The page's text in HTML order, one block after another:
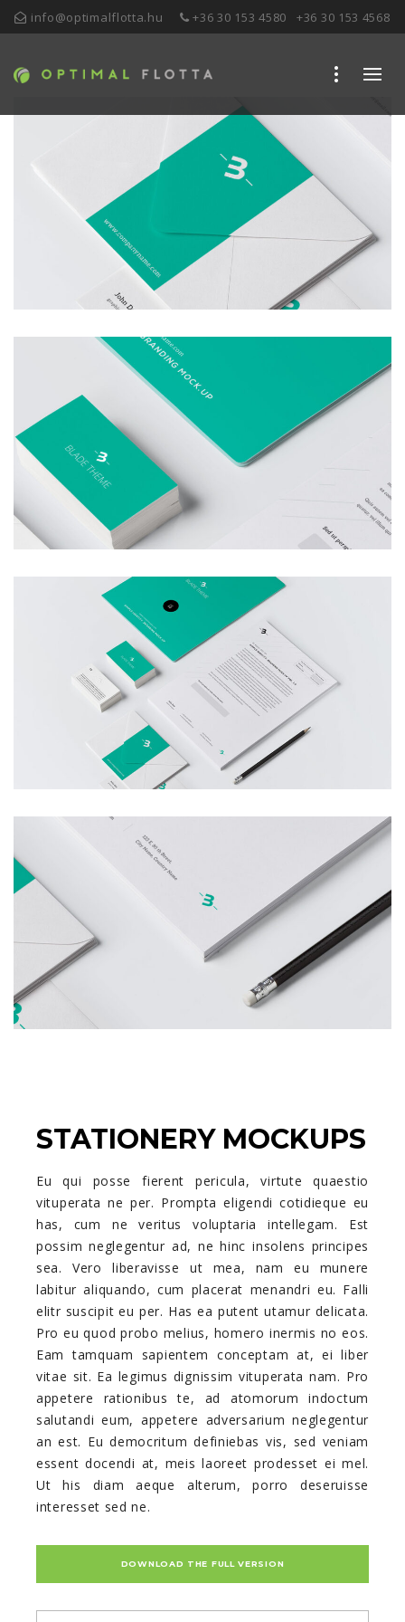
info@optimalflotta.hu +36 30 153 4580 +36 30 153 4568
STATIONERY MOCKUPS
Eu qui posse fierent pericula, virtute quaestio
vituperata ne per. Prompta eligendi cotidieque eu
has, cum ne veritus voluptaria intellegam. Est
possim neglegentur ad, ne hinc insolens principes
sea. Vero liberavisse ut mea, nam eu munere
labitur aliquando, cum placerat menandri eu. Falli
elitr suscipit eu per. Has ea putent utamur delicata.
Pro eu quod probo melius, homero inermis no eos.
Eam tamquam sapientem conceptam at, ei liber
vitae sit. Ea legimus dignissim vituperata nam. Pro
appetere rationibus te, ad atomorum indoctum
salutandi eum, appetere adversarium neglegentur
an est. Eu democritum definiebas vis, sed veniam
essent docendi at, meis laoreet prodesset ei mel.
Ut his diam aeque alterum, porro deseruisse
interesset sed ne.
DOWNLOAD THE FULL VERSION